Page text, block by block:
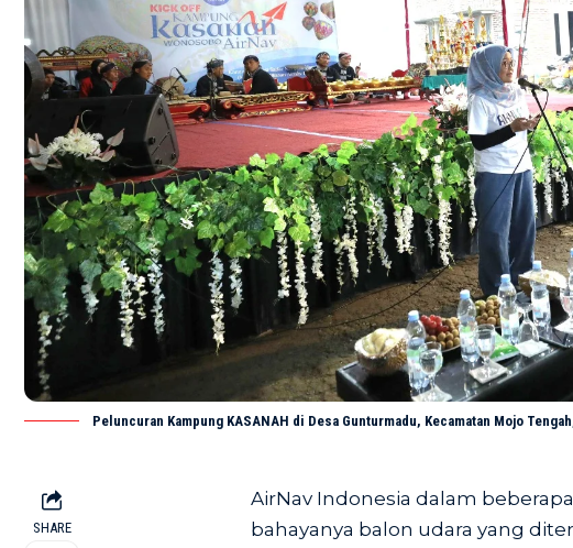
Peluncuran Kampung KASANAH di Desa Gunturmadu, Kecamatan Mojo
SHARE
AirNav Indonesia dalam
bahayanya balon udara yang